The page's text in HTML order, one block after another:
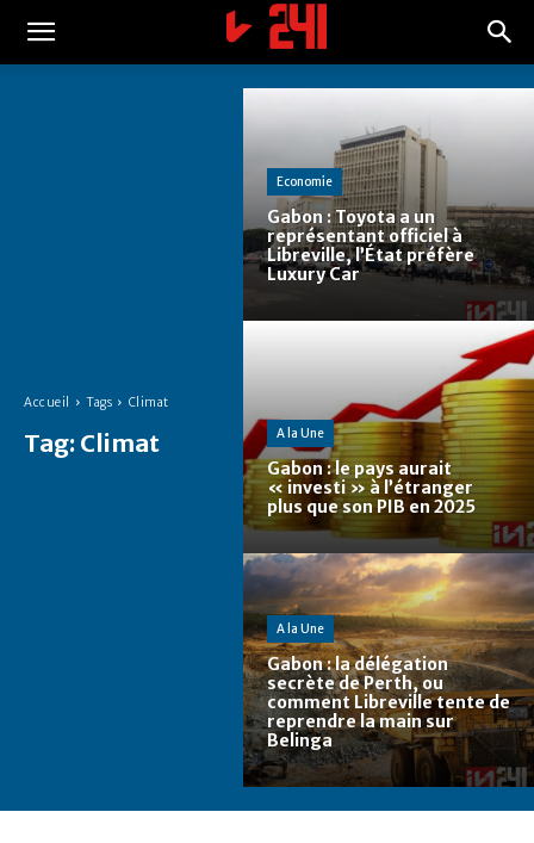
Accueil Tags Climat
Tag: Climat
Economie
Gabon : Toyota a un
représentant officiel à
Libreville, l’État préfère
Luxury Car
A la Une
Gabon : le pays aurait
« investi » à l’étranger
plus que son PIB en 2025
A la Une
Gabon : la délégation
secrète de Perth, ou
comment Libreville tente de
reprendre la main sur
Belinga